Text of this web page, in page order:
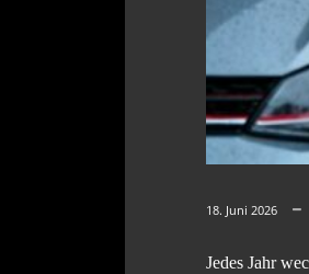
18. Juni 2026
Jedes Jahr